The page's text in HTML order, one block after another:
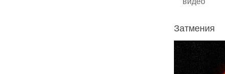
Затмения